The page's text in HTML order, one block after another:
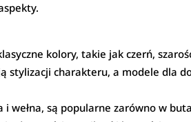
kolory, takie jak czerń,
charakteru, a modele dla
wełna, są popularne zarówno w